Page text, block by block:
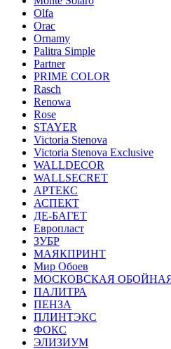
Olfa
Orac
Ornamy
Palitra Simple
Partner
PRIME COLOR
Rasch
Renowa
Rose
STAYER
Victoria Stenova
Victoria Stenova Exclusive
WALLDECOR
WALLSECRET
АРТЕКС
АСПЕКТ
ДЕ-БАГЕТ
Европласт
ЗУБР
МАЯКПРИНТ
Мир Обоев
МОСКОВСКАЯ
ПАЛИТРА
ПЕНЗА
ПЛИНТЭКС
ФОКС
ЭЛИЗИУМ